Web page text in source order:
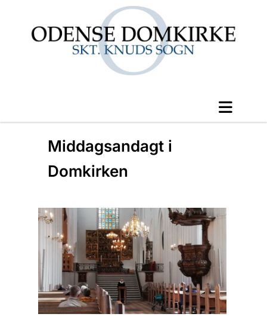
Middagsandagt i
Domkirken